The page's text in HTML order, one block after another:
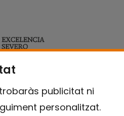
publicitat ni
personalitzat.